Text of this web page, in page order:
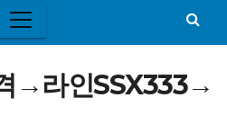
→라인SSX333→